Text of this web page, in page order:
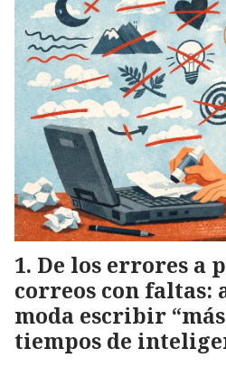
De los errores a
correos con faltas:
moda escribir
tiempos de